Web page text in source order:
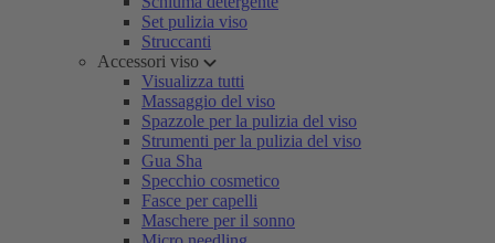
Set pulizia viso
Struccanti
Accessori viso
Visualizza tutti
Massaggio del viso
Spazzole per la pulizia del viso
Strumenti per la pulizia del viso
Gua Sha
Specchio cosmetico
Fasce per capelli
Maschere per il sonno